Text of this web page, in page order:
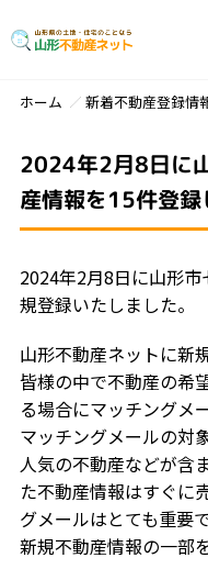
ホーム 新着不動産登録情
2024年2月8日に
産情報を15件登録
2024年2月8日に山形
規登録いたしました。
山形不動産ネットに新
皆様の中で不動産の希
る場合にマッチングメ
マッチングメールの対
人気の不動産などが含
た不動産情報はすぐに
グメールはとても重要で
新規不動産情報の一部